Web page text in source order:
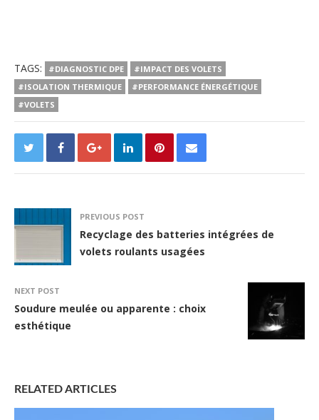
TAGS: #DIAGNOSTIC DPE
#IMPACT DES VOLETS
#ISOLATION THERMIQUE
#PERFORMANCE ÉNERGÉTIQUE
#VOLETS
PREVIOUS POST
Recyclage des batteries intégrées de
volets roulants usagées
NEXT POST
Soudure meulée ou apparente : choix
esthétique
RELATED ARTICLES